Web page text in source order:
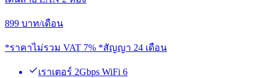
899 บาท/เดือน
*ราคาไม่รวม VAT 7% *สัญญา 24 เดือน
เราเตอร์ 2Gbps WiFi 6